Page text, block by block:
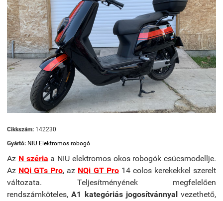
Cikkszám: 142230
Gyártó: NIU Elektromos robogó
Az N széria a NIU elektromos okos robogók csúcsmodellje.
Az NQi GTs Pro, az NQi GT Pro14 colos kerekekkel szerelt
változata. Teljesítményének megfelelően
rendszámköteles,A1 kategóriás jogosítvánnyalvezethető,